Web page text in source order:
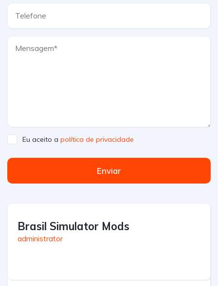
Eu aceito a política de privacidade
Enviar
Brasil Simulator Mods
administrator